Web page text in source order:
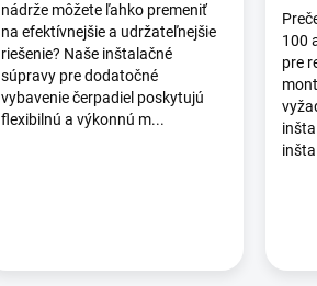
nádrže môžete ľahko premeniť
na efektívnejšie a udržateľnejšie
riešenie? Naše inštalačné
súpravy pre dodatočné
vybavenie čerpadiel poskytujú
flexibilnú a výkonnú m...
100
pre